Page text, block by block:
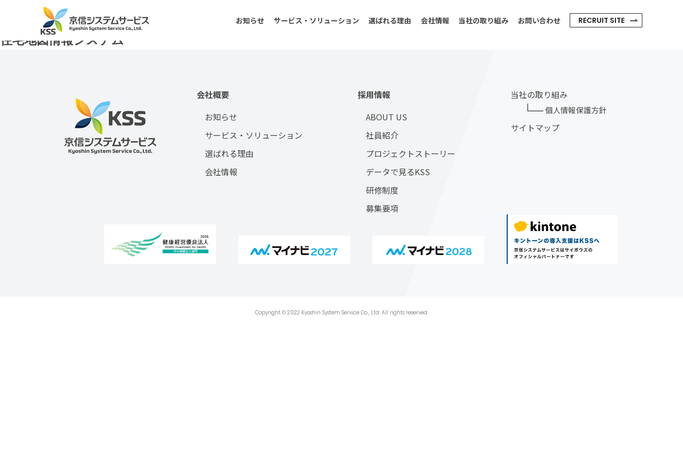
お知らせ サービス・ソリューション 選ばれる理由 会社情報 当社の取り組み お問い合わせ RECRUIT SITE
タグ:住宅
住宅地図情報システム
会社概要
お知らせ
サービス・ソリューション
選ばれる理由
会社情報
採用情報
ABOUT US
社員紹介
プロジェクトストーリー
データで見るKSS
研修制度
募集要項
当社の取り組み
個人情報保護方針
サイトマップ
Copyright © 2022 Kyoshin System Service Co., Ltd. All rights reserved.